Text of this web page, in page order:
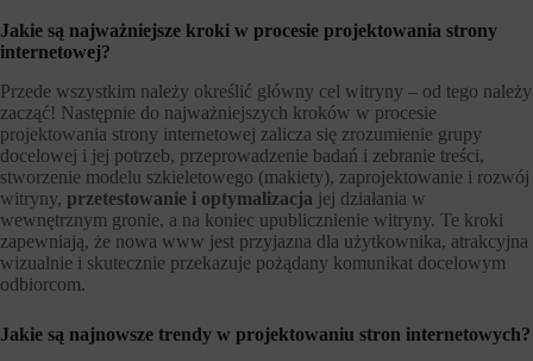
Jakie są najważniejsze kroki w procesie projektowania strony
internetowej?
Przede wszystkim należy określić główny cel witryny – od tego należy
zacząć! Następnie do najważniejszych kroków w procesie
projektowania strony internetowej zalicza się zrozumienie grupy
docelowej i jej potrzeb, przeprowadzenie badań i zebranie treści,
stworzenie modelu szkieletowego (makiety), zaprojektowanie i rozwój
witryny, przetestowanie i optymalizacja jej działania w
wewnętrznym gronie, a na koniec upublicznienie witryny. Te kroki
zapewniają, że nowa www jest przyjazna dla użytkownika, atrakcyjna
wizualnie i skutecznie przekazuje pożądany komunikat docelowym
odbiorcom.
Jakie są najnowsze trendy w projektowaniu stron internetowych?